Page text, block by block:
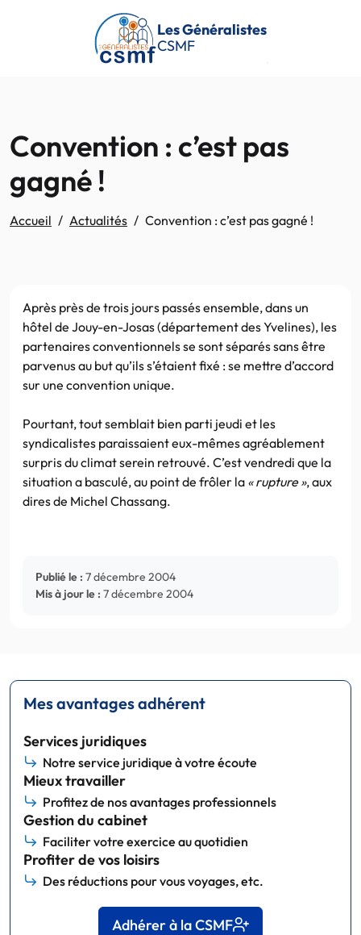
Passer au contenu principal
Les Généralistes
CSMF
Convention : c’est pas
gagné !
Accueil Actualités Convention : c’est pas gagné !
Après près de trois jours passés ensemble, dans un
hôtel de Jouy-en-Josas (département des Yvelines), les
partenaires conventionnels se sont séparés sans être
parvenus au but qu’ils s’étaient fixé : se mettre d’accord
sur une convention unique.
Pourtant, tout semblait bien parti jeudi et les
syndicalistes paraissaient eux-mêmes agréablement
surpris du climat serein retrouvé. C’est vendredi que la
situation a basculé, au point de frôler la « rupture », aux
dires de Michel Chassang.
Publié le : 7 décembre 2004
Mis à jour le : 7 décembre 2004
Mes avantages adhérent
Services juridiques
Notre service juridique à votre écoute
Mieux travailler
Profitez de nos avantages professionnels
Gestion du cabinet
Faciliter votre exercice au quotidien
Profiter de vos loisirs
Des réductions pour vous voyages, etc.
Adhérer à la CSMF